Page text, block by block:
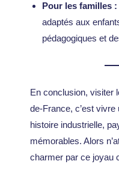
Pour les familles :
adaptés aux
pédagogiques et
En conclusion, visiter
de-France, c’est
histoire industrielle,
mémorables. Alors
charmer par ce joyau